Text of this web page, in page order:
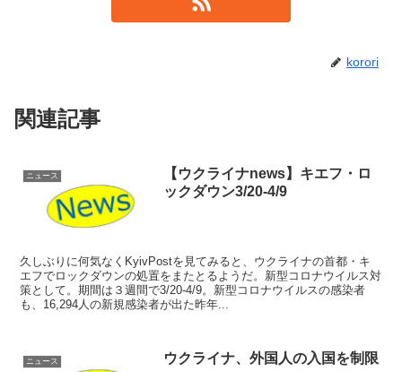
korori
関連記事
ニュース
【ウクライナnews】キエフ・ロ
ックダウン3/20-4/9
久しぶりに何気なくKyivPostを見てみると、ウクライナの首都・キ
エフでロックダウンの処置をまたとるようだ。新型コロナウイルス対
策として。期間は３週間で3/20-4/9。新型コロナウイルスの感染者
も、16,294人の新規感染者が出た昨年...
ニュース ウクライナ、外国人の入国を制限